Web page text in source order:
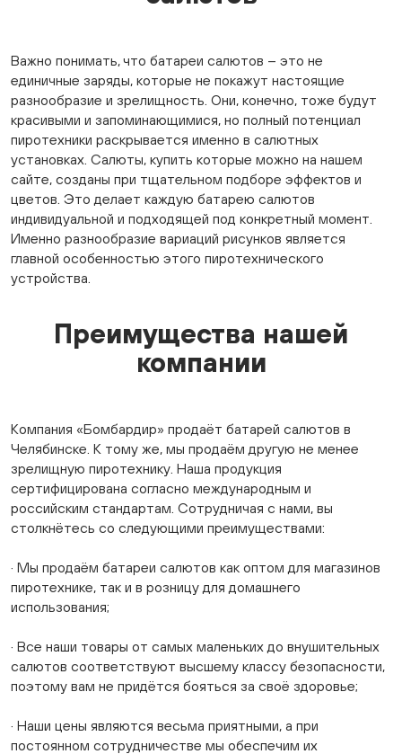
Важно понимать, что батареи салютов – это не
единичные заряды, которые не покажут настоящие
разнообразие и зрелищность. Они, конечно, тоже будут
красивыми и запоминающимися, но полный потенциал
пиротехники раскрывается именно в салютных
установках. Салюты, купить которые можно на нашем
сайте, созданы при тщательном подборе эффектов и
цветов. Это делает каждую батарею салютов
индивидуальной и подходящей под конкретный момент.
Именно разнообразие вариаций рисунков является
главной особенностью этого пиротехнического
устройства.
Преимущества нашей
компании
Компания «Бомбардир» продаёт батарей салютов в
Челябинске. К тому же, мы продаём другую не менее
зрелищную пиротехнику. Наша продукция
сертифицирована согласно международным и
российским стандартам. Сотрудничая с нами, вы
столкнётесь со следующими преимуществами:
· Мы продаём батареи салютов как оптом для магазинов
пиротехнике, так и в розницу для домашнего
использования;
· Все наши товары от самых маленьких до внушительных
салютов соответствуют высшему классу безопасности,
поэтому вам не придётся бояться за своё здоровье;
· Наши цены являются весьма приятными, а при
постоянном сотрудничестве мы обеспечим их